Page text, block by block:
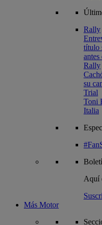
Rally
título
Rally
su
Trial
Toni
Italia
Aquí
Más Motor